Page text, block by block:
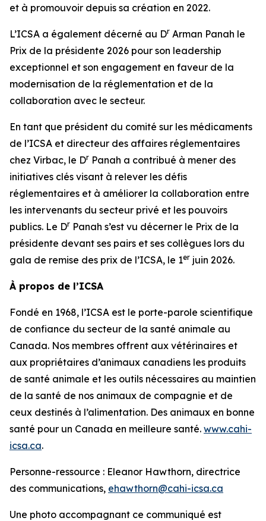
et à promouvoir depuis sa création en 2022.
L’ICSA a également décerné au Dr Arman Panah le
Prix de la présidente 2026 pour son leadership
exceptionnel et son engagement en faveur de la
modernisation de la réglementation et de la
collaboration avec le secteur.
En tant que président du comité sur les médicaments
de l’ICSA et directeur des affaires réglementaires
chez Virbac, le Dr Panah a contribué à mener des
initiatives clés visant à relever les défis
réglementaires et à améliorer la collaboration entre
les intervenants du secteur privé et les pouvoirs
publics. Le Dr Panah s’est vu décerner le Prix de la
présidente devant ses pairs et ses collègues lors du
gala de remise des prix de l’ICSA, le 1er juin 2026.
À propos de l’ICSA
Fondé en 1968, l’ICSA est le porte-parole scientifique
de confiance du secteur de la santé animale au
Canada. Nos membres offrent aux vétérinaires et
aux propriétaires d’animaux canadiens les produits
de santé animale et les outils nécessaires au maintien
de la santé de nos animaux de compagnie et de
ceux destinés à l’alimentation. Des animaux en bonne
santé pour un Canada en meilleure santé. www.cahi-
icsa.ca.
Personne-ressource : Eleanor Hawthorn, directrice
des communications, ehawthorn@cahi-icsa.ca
Une photo accompagnant ce communiqué est